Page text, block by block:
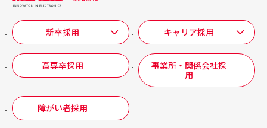
新卒採用 キャリア採用
高専卒採用
事業所・関係会社採
用
障がい者採用